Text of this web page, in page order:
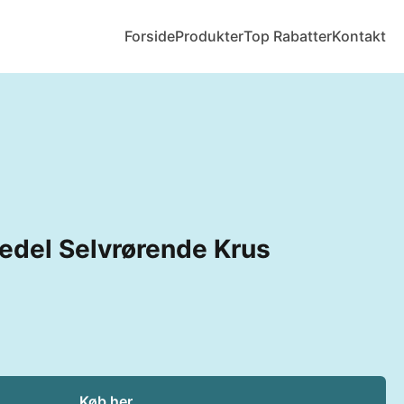
ForsideProdukterTop RabatterKontakt
Selvrørende Krus